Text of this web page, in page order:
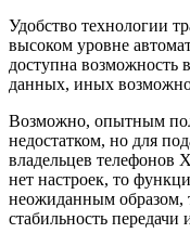
Удобство технологии
высоком уровне
доступна возможность
данных, иных
Возможно, опытным
недостатком, но для
владельцев телефонов
нет настроек, то
неожиданным образом,
стабильность передачи